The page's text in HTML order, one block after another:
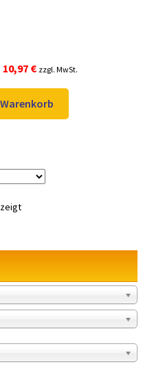
Ursprünglicher
€
10,97 €Aktueller
Preis
ist:
10,97 €.
zzgl. MwSt.